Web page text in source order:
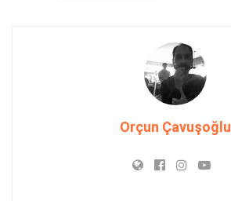
Orçun Çavuşoğlu